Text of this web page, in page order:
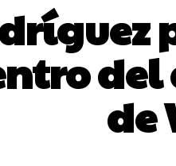
del
de